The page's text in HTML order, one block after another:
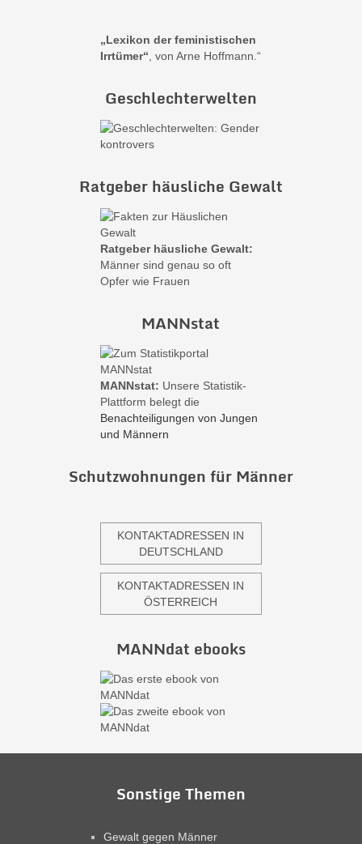
„Lexikon der feministischen
Irrtümer“ , von Arne Hoffmann.“
Geschlechterwelten
Ratgeber häusliche Gewalt
Ratgeber häusliche Gewalt:
Männer sind genau so oft
Opfer wie Frauen
MANNstat
MANNstat: Unsere Statistik-
Plattform belegt die
Benachteiligungen von Jungen
und Männern
Schutzwohnungen für Männer
KONTAKTADRESSEN IN
DEUTSCHLAND
KONTAKTADRESSEN IN
ÖSTERREICH
MANNdat ebooks
Sonstige Themen
Gewalt gegen Männer